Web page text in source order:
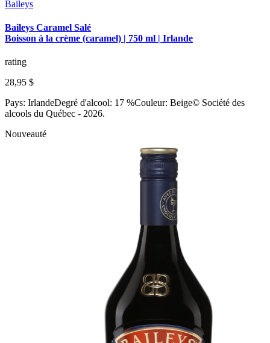
Baileys
Baileys Caramel Salé
Boisson à la crème (caramel) | 750 ml | Irlande
rating
28,95 $
Pays: IrlandeDegré d'alcool: 17 %Couleur: Beige© Société des
alcools du Québec - 2026.
Nouveauté